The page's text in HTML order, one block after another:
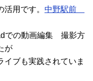
用です。 中野駅前
での動画編集 撮影方
が
イブも実践されていま